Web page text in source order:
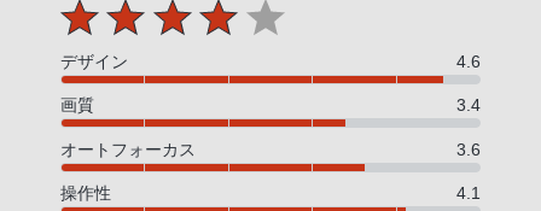
デザイン 4.6
画質 3.4
オートフォーカス 3.6
操作性 4.1